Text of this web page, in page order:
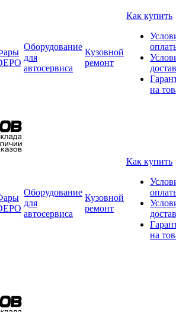
Оборудование
для
автосервиса
Кузовной
ремонт
Как купить
на
Оборудование
для
автосервиса
Кузовной
ремонт
Как купить
на